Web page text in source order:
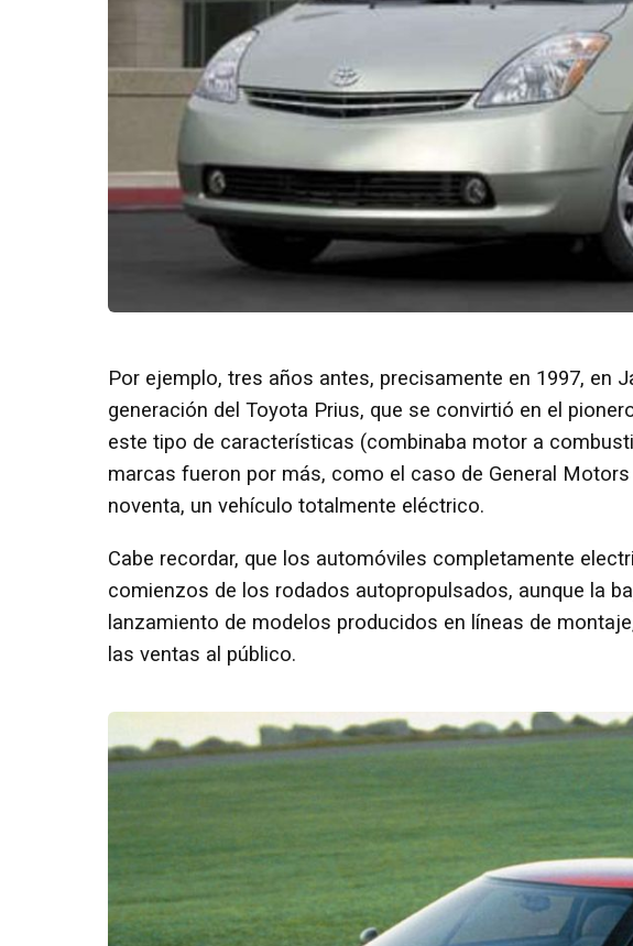
Por ejemplo, tres años antes, precisamente en 1997, en
generación del Toyota Prius, que se convirtió en el
este tipo de características (combinaba motor a
marcas fueron por más, como el caso de General
noventa, un vehículo totalmente eléctrico.
Cabe recordar, que los automóviles completamente
comienzos de los rodados autopropulsados, aunque la
lanzamiento de modelos producidos en líneas de
las ventas al público.